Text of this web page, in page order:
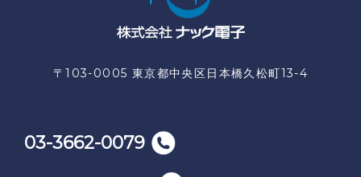
〒103-0005 東京都中央区日本橋久松町13-4
03-3662-0079